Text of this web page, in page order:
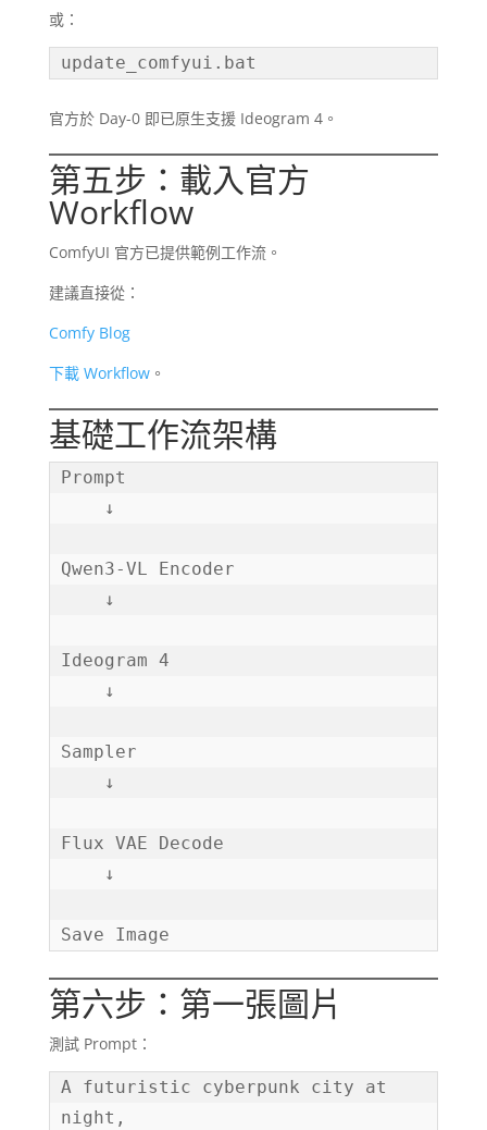
或：
update_comfyui.bat
官方於 Day-0 即已原生支援 Ideogram 4。
第五步：載入官方
Workflow
ComfyUI 官方已提供範例工作流。
建議直接從：
Comfy Blog
下載 Workflow。
基礎工作流架構
Prompt
    ↓
Qwen3-VL Encoder
    ↓
Ideogram 4
    ↓
Sampler
    ↓
Flux VAE Decode
    ↓
Save Image
第六步：第一張圖片
測試 Prompt：
A futuristic cyberpunk city at
night,